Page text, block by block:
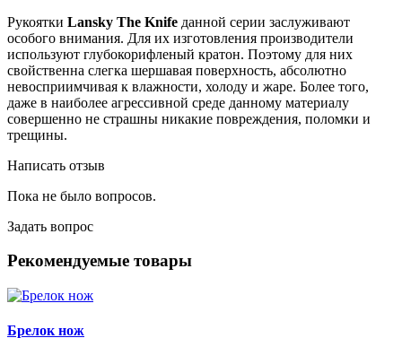
Рукоятки Lansky The Knife данной серии заслуживают
особого внимания. Для их изготовления производители
используют глубокорифленый кратон. Поэтому для них
свойственна слегка шершавая поверхность, абсолютно
невосприимчивая к влажности, холоду и жаре. Более того,
даже в наиболее агрессивной среде данному материалу
совершенно не страшны никакие повреждения, поломки и
трещины.
Написать отзыв
Пока не было вопросов.
Задать вопрос
Рекомендуемые товары
Брелок нож